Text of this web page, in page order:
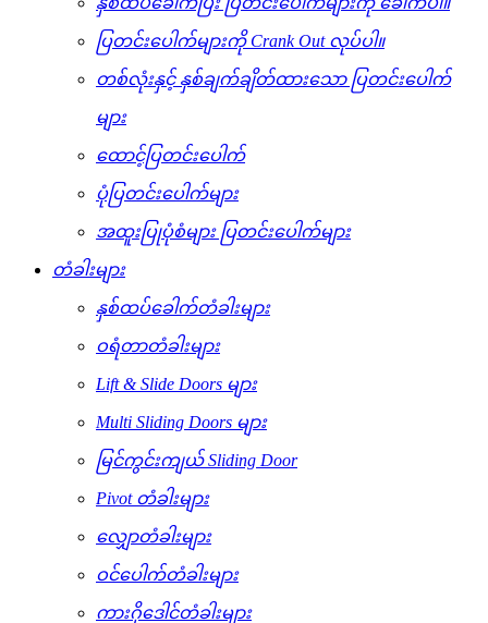
ပြတင်းပေါက်များကို Crank Out လုပ်ပါ။
တစ်လုံးနှင့် နှစ်ချက်ချိတ်ထားသော ပြတင်းပေါက်
များ
ထောင့်ပြတင်းပေါက်
ပုံပြတင်းပေါက်များ
အထူးပြုပုံစံများ ပြတင်းပေါက်များ
တံခါးများ
နှစ်ထပ်ခေါက်တံခါးများ
ဝရံတာတံခါးများ
Lift & Slide Doors များ
Multi Sliding Doors များ
မြင်ကွင်းကျယ် Sliding Door
Pivot တံခါးများ
လျှောတံခါးများ
ဝင်ပေါက်တံခါးများ
ကားဂိုဒေါင်တံခါးများ